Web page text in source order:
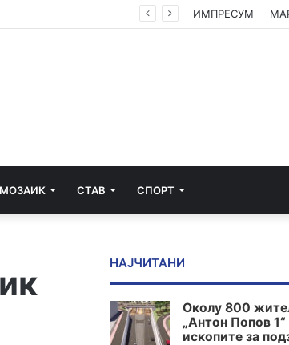
патот ИМПРЕСУМ
МОЗАИК СТАВ СПОРТ
НАЈЧИТАНИ
Околу 800
„Антон Попов
ископите за